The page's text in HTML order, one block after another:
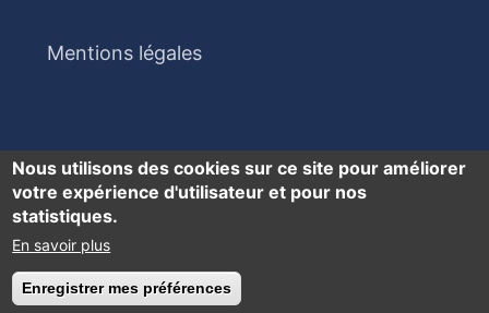
Mentions légales
Accessibilité : partiellement conforme
Nous utilisons des cookies sur ce site pour améliorer
votre expérience d'utilisateur et pour nos
statistiques.
En savoir plus
Enregistrer mes préférences